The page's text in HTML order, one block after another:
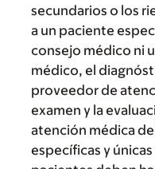
secundarios o los
a un paciente
consejo médico ni
médico, el
proveedor de
examen y la
atención médica
específicas y